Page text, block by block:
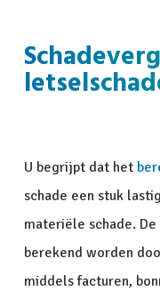
U begrijpt dat het
schade een stuk
materiële schade.
berekend worden
middels facturen,